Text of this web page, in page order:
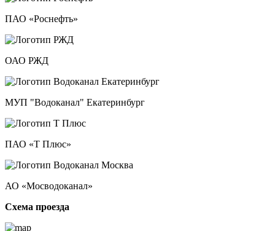
ПАО «Роснефть»
ОАО РЖД
МУП "Водоканал" Екатеринбург
ПАО «Т Плюс»
АО «Мосводоканал»
Схема проезда